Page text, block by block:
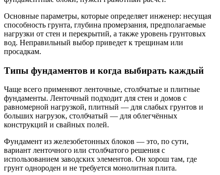
Основные параметры, которые определяет инженер: несущая
способность грунта, глубина промерзания, предполагаемые
нагрузки от стен и перекрытий, а также уровень грунтовых
вод. Неправильный выбор приведет к трещинам или
просадкам.
Типы фундаментов и когда выбирать каждый
Чаще всего применяют ленточные, столбчатые и плитные
фундаменты. Ленточный подходит для стен и домов с
равномерной нагрузкой, плитный — для слабых грунтов и
больших нагрузок, столбчатый — для облегчённых
конструкций и свайных полей.
Фундамент из железобетонных блоков — это, по сути,
вариант ленточного или столбчатого решения с
использованием заводских элементов. Он хорош там, где
грунт однороден и не требуется монолитная плита.